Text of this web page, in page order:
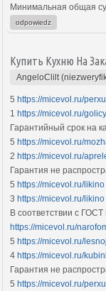
Минимальная общая
odpowiedz
Купить Кухню На
AngeloClilt
5 https://micevol.ru/
1 https://micevol.ru/
Гарантийный срок на
5 https://micevol.ru/
2 https://micevol.ru/
Гарантия не
5 https://micevol.ru/likino
3 https://micevol.ru/likino
В соответствии с
https://micevol.ru/
5 https://micevol.ru/
4 https://micevol.ru/
Гарантия не
5 https://micevol.ru/